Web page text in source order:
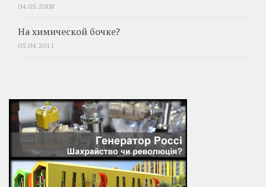
04.05.2008
На химической бочке?
05.04.2011